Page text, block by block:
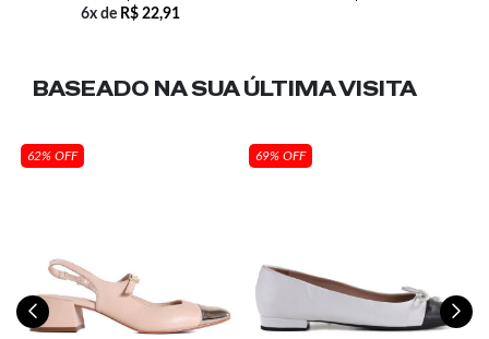
6x de R$ 22,91
BASEADO NA SUAÚLTIMA VISITA
62% OFF 69% OFF